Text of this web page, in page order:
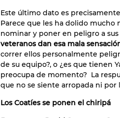
Este último dato es
Parece que les ha dolido
nominar y poner en peligro a sus
veteranos dan esa mala
correr ellos personalmente
de su equipo?, o ¿es que tienen
preocupa de momento? La
que no se siente arropada ni por
Los Coatíes se ponen el chiripá